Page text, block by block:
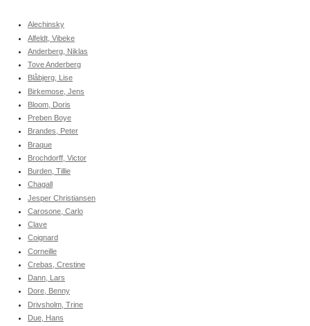
Alechinsky
Alfeldt, Vibeke
Anderberg, Niklas
Tove Anderberg
Blåbjerg, Lise
Birkemose, Jens
Bloom, Doris
Preben Boye
Brandes, Peter
Braque
Brochdorff, Victor
Burden, Tillie
Chagall
Jesper Christiansen
Carosone, Carlo
Clave
Coignard
Corneille
Crebas, Crestine
Dann, Lars
Dore, Benny
Drivsholm, Trine
Due, Hans